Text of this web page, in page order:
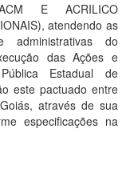
E ACRILICO
atendendo as
administrativas do
das Ações e
Estadual de
este pactuado entre
através de sua
especificações na